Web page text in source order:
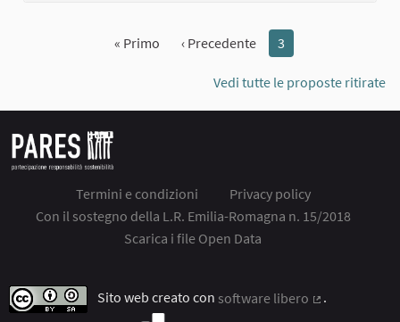
« Primo ‹ Precedente 3
Vedi tutte le proposte ritirate
Termini e condizioni
Privacy policy
Con il sostegno della L.R. Emilia-Romagna n. 15/2018
Scarica i file Open Data
Sito web creato con software libero
.